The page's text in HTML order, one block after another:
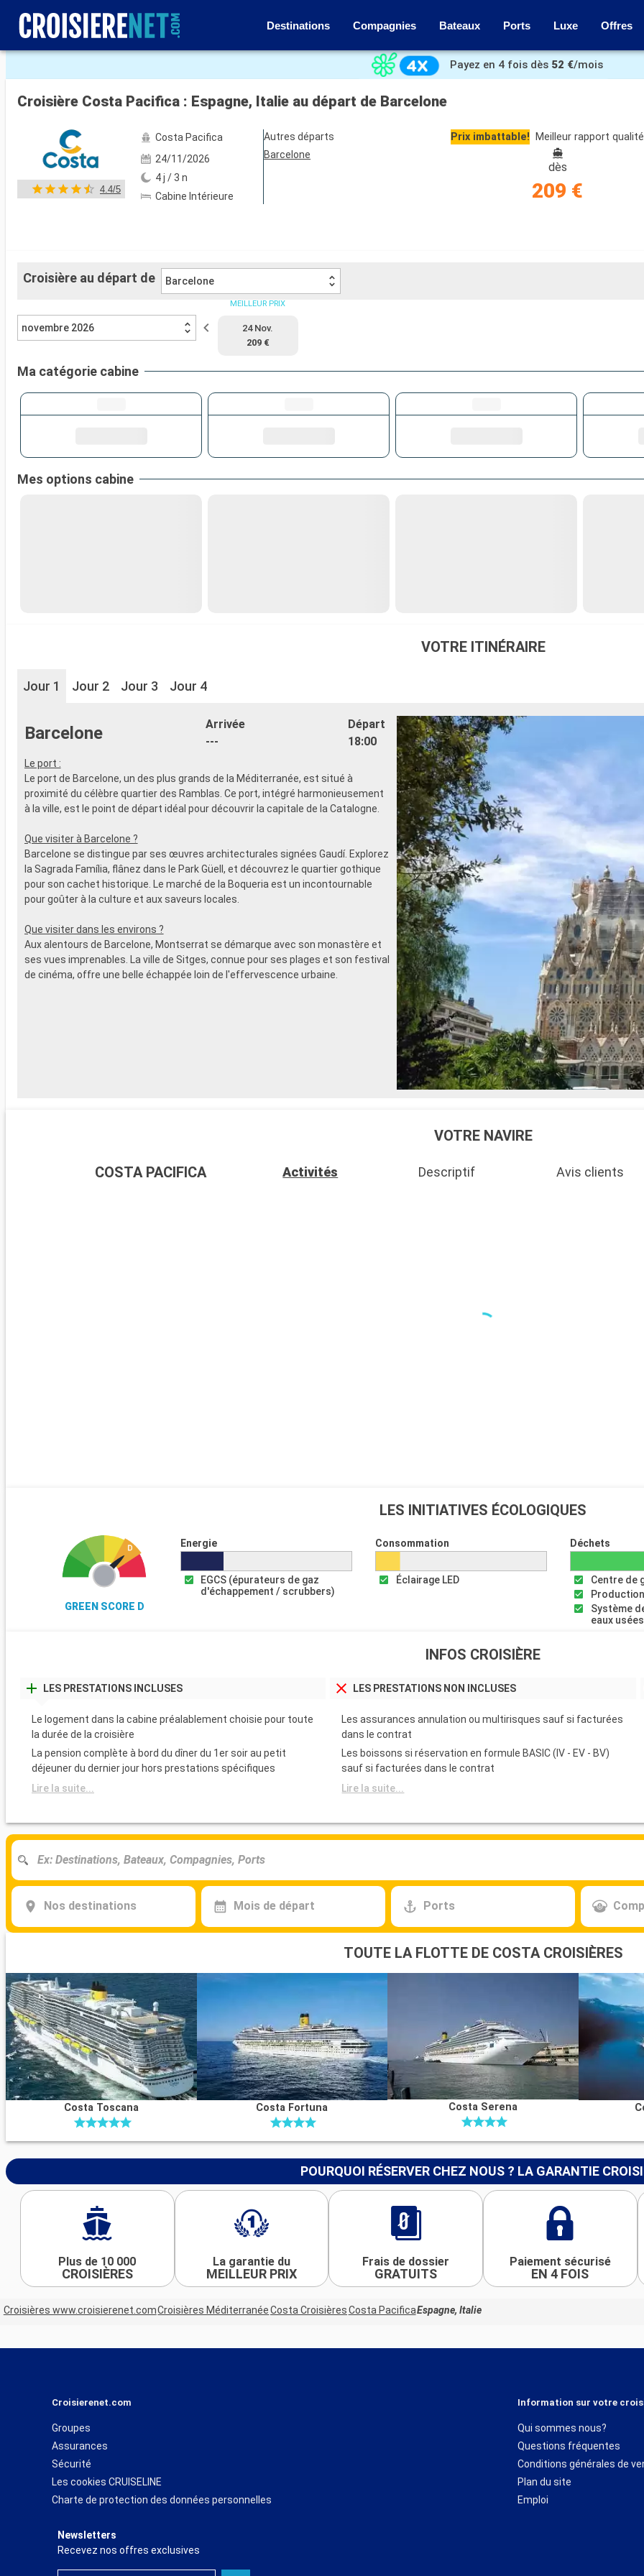
Destinations Compagnies Bateaux Ports Luxe Offres
Voir les 68 autres photos
Payez en 4 fois dès52 €/mois
Croisière Costa Pacifica : Espagne, Italie au départ de Barcelone
4.4/5
Costa Pacifica
24/11/2026
4 j / 3 n
Cabine Intérieure
Autres départs
Barcelone
Prix imbattable! Meilleur rapport
dès
209 €
Croisière au départ de Barcelone
novembre 2026
MEILLEUR PRIX
24 Nov.
209 €
Ma catégorie cabine
Mes options cabine
VOTRE ITINÉRAIRE
Jour 1 Jour 2 Jour 3 Jour 4
Barcelone
Arrivée
---
Départ
18:00
Le port :
Le port de Barcelone, un des plus grands de la Méditerranée, est situé à
proximité du célèbre quartier des Ramblas. Ce port, intégré harmonieusement
à la ville, est le point de départ idéal pour découvrir la capitale de la Catalogne.
Que visiter à Barcelone ?
Barcelone se distingue par ses œuvres architecturales signées Gaudí. Explorez
la Sagrada Família, flânez dans le Park Güell, et découvrez le quartier gothique
pour son cachet historique. Le marché de la Boqueria est un incontournable
pour goûter à la culture et aux saveurs locales.
Que visiter dans les environs ?
Aux alentours de Barcelone, Montserrat se démarque avec son monastère et
ses vues imprenables. La ville de Sitges, connue pour ses plages et son festival
de cinéma, offre une belle échappée loin de l'effervescence urbaine.
VOTRE NAVIRE
COSTA PACIFICA Activités Descriptif Avis clients
LES INITIATIVES ÉCOLOGIQUES
GREEN SCORE D
Energie
EGCS (épurateurs de gaz
d'échappement / scrubbers)
Consommation
Éclairage LED
Déchets
Centre de
Système
eaux usées
INFOS CROISIÈRE
LES PRESTATIONS INCLUSES
Le logement dans la cabine préalablement choisie pour toute
la durée de la croisière
La pension complète à bord du dîner du 1er soir au petit
déjeuner du dernier jour hors prestations spécifiques
Lire la suite...
LES PRESTATIONS NON INCLUSES
Les assurances annulation ou multirisques sauf si facturées
dans le contrat
Les boissons si réservation en formule BASIC (IV - EV - BV)
sauf si facturées dans le contrat
Lire la suite...
Nos destinations Mois de départ Ports
TOUTE LA FLOTTE DE COSTA CROISIÈRES
Costa Toscana Costa Fortuna Costa Serena
POURQUOI RÉSERVER CHEZ NOUS ? LA GARANTIE
Plus de 10 000
CROISIÈRES
La garantie du
MEILLEUR PRIX
Frais de dossier
GRATUITS
Paiement sécurisé
EN 4 FOIS
Croisières www.croisierenet.comCroisières MéditerranéeCosta CroisièresCosta PacificaEspagne, Italie
Croisierenet.com
Groupes
Assurances
Sécurité
Les cookies CRUISELINE
Charte de protection des données personnelles
Information sur votre
Qui sommes nous?
Questions fréquentes
Conditions générales de
Plan du site
Emploi
Newsletters
Recevez nos offres exclusives